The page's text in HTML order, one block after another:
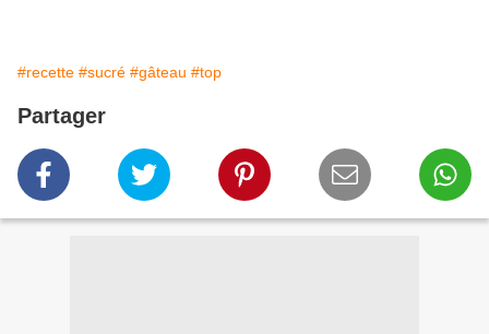
#recette #sucré #gâteau #top
Partager